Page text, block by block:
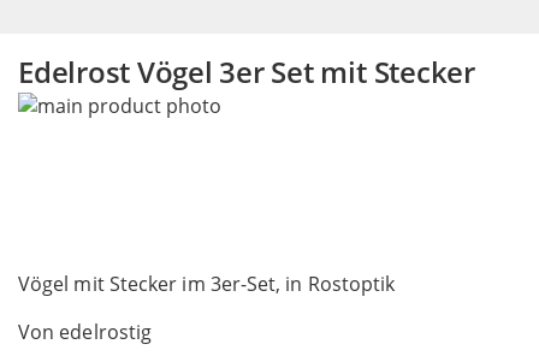
Edelrost Vögel 3er Set mit Stecker
Vögel mit Stecker im 3er-Set, in Rostoptik
Von edelrostig
Skip
gallery
to
beginning